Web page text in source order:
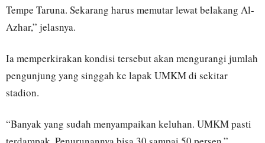
Tempe Taruna. Sekarang harus memutar lewat belakang Al-
Azhar,” jelasnya.
Ia memperkirakan kondisi tersebut akan mengurangi jumlah
pengunjung yang singgah ke lapak UMKM di sekitar
stadion.
“Banyak yang sudah menyampaikan keluhan. UMKM pasti